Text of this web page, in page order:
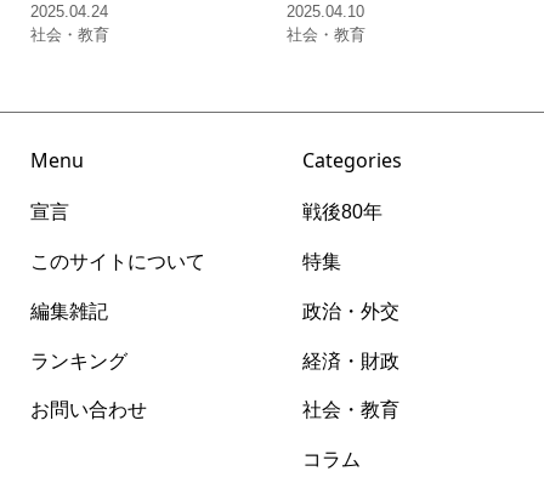
2025.04.24
社会・教育
2025.04.10
社会・教育
Menu
宣言
このサイトについて
編集雑記
ランキング
お問い合わせ
Categories
戦後80年
特集
政治・外交
経済・財政
社会・教育
コラム